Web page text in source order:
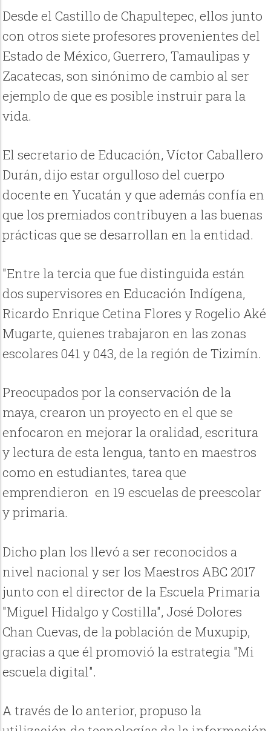
Desde el Castillo de Chapultepec, ellos junto
con otros siete profesores provenientes del
Estado de México, Guerrero, Tamaulipas y
Zacatecas, son sinónimo de cambio al ser
ejemplo de que es posible instruir para la
vida.
El secretario de Educación, Víctor Caballero
Durán, dijo estar orgulloso del cuerpo
docente en Yucatán y que además confía en
que los premiados contribuyen a las buenas
prácticas que se desarrollan en la entidad.
"Entre la tercia que fue distinguida están
dos supervisores en Educación Indígena,
Ricardo Enrique Cetina Flores y Rogelio Aké
Mugarte, quienes trabajaron en las zonas
escolares 041 y 043, de la región de Tizimín.
Preocupados por la conservación de la
maya, crearon un proyecto en el que se
enfocaron en mejorar la oralidad, escritura
y lectura de esta lengua, tanto en maestros
como en estudiantes, tarea que
emprendieron en 19 escuelas de preescolar
y primaria.
Dicho plan los llevó a ser reconocidos a
nivel nacional y ser los Maestros ABC 2017
junto con el director de la Escuela Primaria
"Miguel Hidalgo y Costilla", José Dolores
Chan Cuevas, de la población de Muxupip,
gracias a que él promovió la estrategia "Mi
escuela digital".
A través de lo anterior, propuso la